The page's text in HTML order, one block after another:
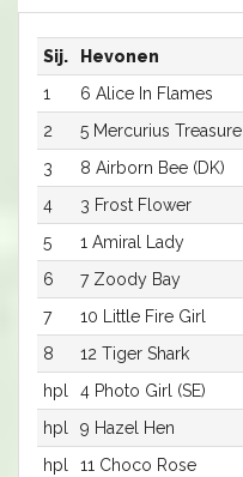
Sij. Hevonen
1
6 Alice In Flames
2
5 Mercurius Treasure
3
8 Airborn Bee (DK)
4
3 Frost Flower
5
1 Amiral Lady
6
7 Zoody Bay
7
10 Little Fire Girl
8
12 Tiger Shark
hpl
4 Photo Girl (SE)
hpl
9 Hazel Hen
hpl
11 Choco Rose